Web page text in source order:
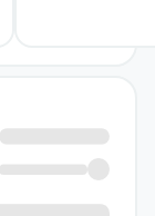
خرید کتاب
چه کسانی